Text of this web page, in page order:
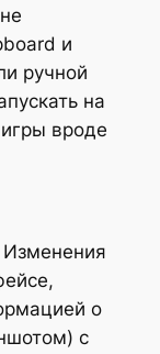
и
ручной
на
вроде
Изменения
о
с